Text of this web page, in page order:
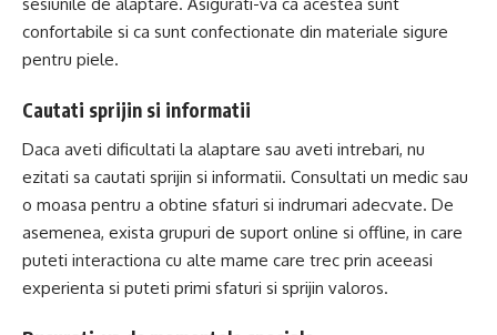
confortabile si ca sunt confectionate din materiale sigure
pentru piele.
Cautati sprijin si informatii
Daca aveti dificultati la alaptare sau aveti intrebari, nu
ezitati sa cautati sprijin si informatii. Consultati un medic sau
o moasa pentru a obtine sfaturi si indrumari adecvate. De
asemenea, exista grupuri de suport online si offline, in care
puteti interactiona cu alte mame care trec prin aceeasi
experienta si puteti primi sfaturi si sprijin valoros.